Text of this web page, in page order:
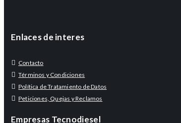
Enlaces de interes
Contacto
Términos y Condiciones
Política de Tratamiento de Datos
Peticiones, Quejas y Reclamos
Empresas Tecnodiesel